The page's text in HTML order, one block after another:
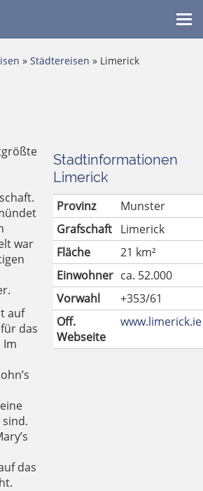
» Städtereisen » Limerick
war
auf
das
Im
das
Stadtinformationen
Limerick
Provinz
Munster
Grafschaft Limerick
Fläche
21 km²
Einwohner ca. 52.000
Vorwahl
+353/61
Off.
Webseite
www.limerick.ie